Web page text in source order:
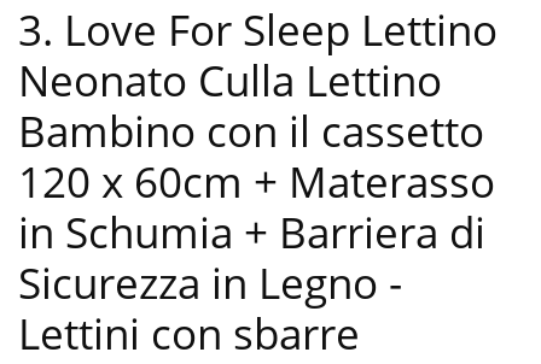
3. Love For Sleep Lettino
Neonato Culla Lettino
Bambino con il cassetto
120 x 60cm + Materasso
in Schumia + Barriera di
Sicurezza in Legno -
Lettini con sbarre